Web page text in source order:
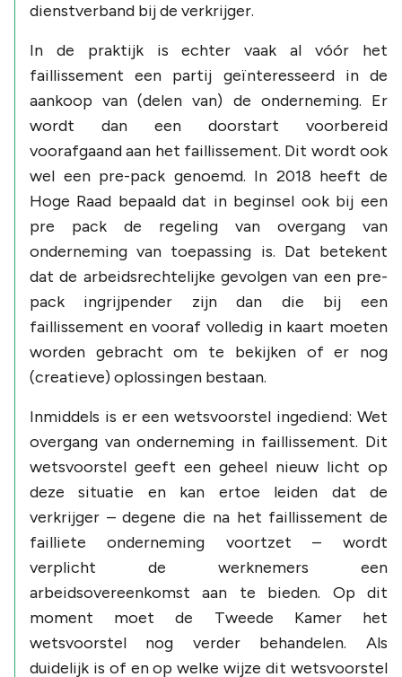
dienstverband bij de verkrijger.
In de praktijk is echter vaak al vóór het
faillissement een partij geïnteresseerd in de
aankoop van (delen van) de onderneming. Er
wordt dan een doorstart voorbereid
voorafgaand aan het faillissement. Dit wordt ook
wel een pre-pack genoemd. In 2018 heeft de
Hoge Raad bepaald dat in beginsel ook bij een
pre pack de regeling van overgang van
onderneming van toepassing is. Dat betekent
dat de arbeidsrechtelijke gevolgen van een pre-
pack ingrijpender zijn dan die bij een
faillissement en vooraf volledig in kaart moeten
worden gebracht om te bekijken of er nog
(creatieve) oplossingen bestaan.
Inmiddels is er een wetsvoorstel ingediend: Wet
overgang van onderneming in faillissement. Dit
wetsvoorstel geeft een geheel nieuw licht op
deze situatie en kan ertoe leiden dat de
verkrijger – degene die na het faillissement de
failliete onderneming voortzet – wordt
verplicht de werknemers een
arbeidsovereenkomst aan te bieden. Op dit
moment moet de Tweede Kamer het
wetsvoorstel nog verder behandelen. Als
duidelijk is of en op welke wijze dit wetsvoorstel